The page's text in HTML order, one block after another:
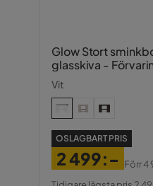
Glow Stort
glasskiva -
Vit
OSLAGBART PRIS
Pris
2 499:-
Original
Förr4